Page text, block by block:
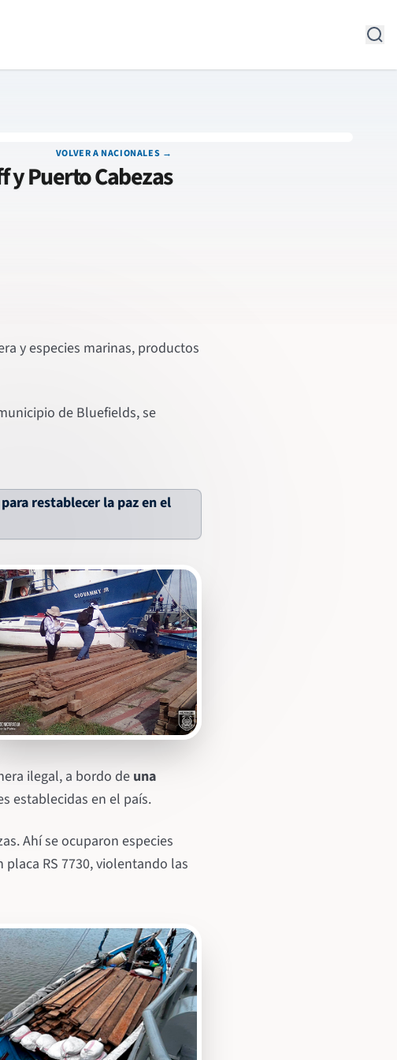
VOLVER A NACIONALES →
y Puerto Cabezas
y especies marinas, productos
de Bluefields, se
restablecer la paz en el
ilegal, a bordo de una
establecidas en el país.
Ahí se ocuparon especies
placa RS 7730, violentando las